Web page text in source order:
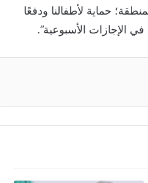
حماية لأطفالنا ودفعًا
الإجازات الأسبوعية”.
طباعة